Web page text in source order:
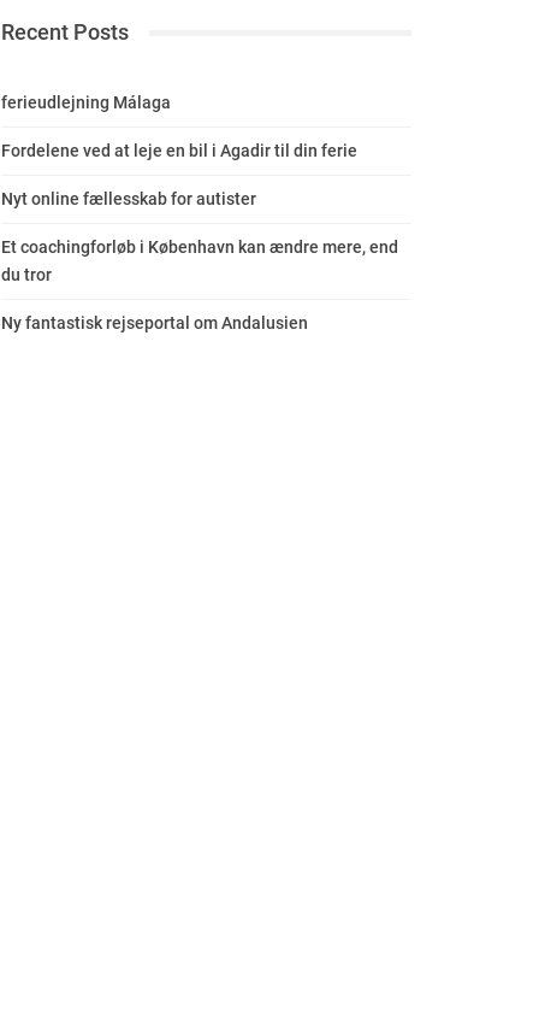
Recent Posts
ferieudlejning Málaga
Fordelene ved at leje en bil i Agadir til din ferie
Nyt online fællesskab for autister
Et coachingforløb i København kan ændre mere, end
du tror
Ny fantastisk rejseportal om Andalusien